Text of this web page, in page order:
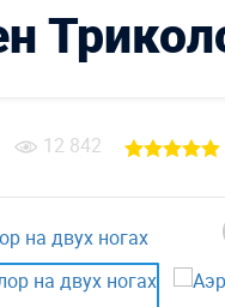
12 842